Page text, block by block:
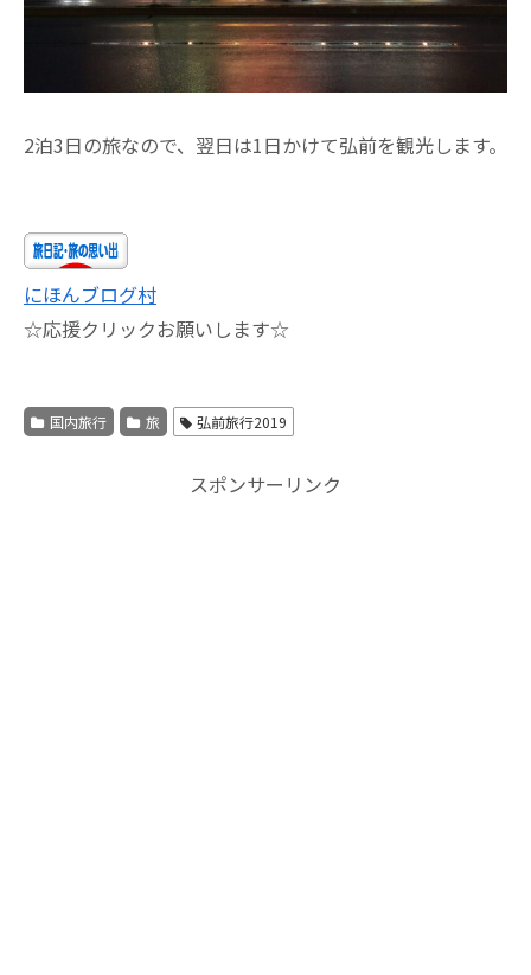
2泊3日の旅なので、翌日は1日かけて弘前を観光します。
にほんブログ村
☆応援クリックお願いします☆
国内旅行 旅 弘前旅行2019
スポンサーリンク